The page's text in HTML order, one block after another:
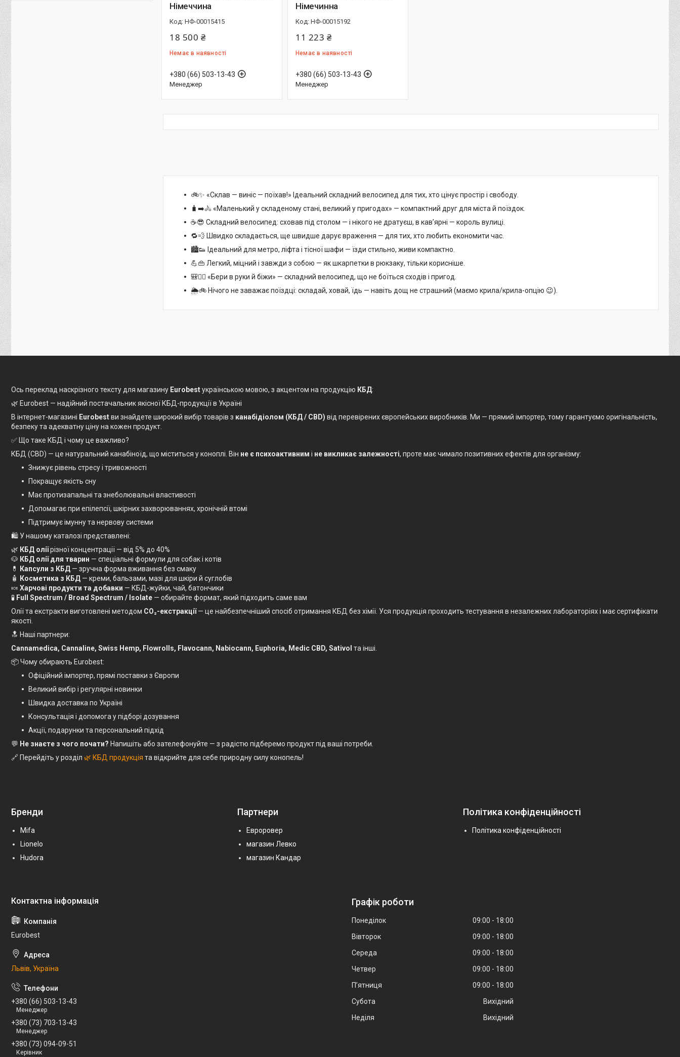
Німеччина
НФ-00015415
18 500 ₴
Немає в наявності
+380 (66) 503-13-43
Менеджер
Німечинна
НФ-00015192
11 223 ₴
Немає в наявності
+380 (66) 503-13-43
Менеджер
🚲✨ «Склав — виніс — поїхав!» Ідеальний складний велосипед для тих, хто цінує простір і свободу.
🧳➡️🚴 «Маленький у складеному стані, великий у пригодах» — компактний друг для міста й поїздок.
☕😎 Складний велосипед: сховав під столом — і нікого не дратуєш, в кав’ярні — король вулиці.
🔁💨 Швидко складається, ще швидше дарує враження — для тих, хто любить економити час.
🏙️👟 Ідеальний для метро, ліфта і тісної шафи — їзди стильно, живи компактно.
💪👜 Легкий, міцний і завжди з собою — як шкарпетки в рюкзаку, тільки корисніше.
🎒🚶‍♂️ «Бери в руки й біжи» — складний велосипед, що не боїться сходів і пригод.
🌦️🚲 Нічого не заважає поїздці: складай, ховай, їдь — навіть дощ не страшний (маємо крила/крила-опцію 😉).
Ось переклад наскрізного тексту для магазину Eurobestукраїнською мовою, з акцентом на продукцію КБД:
🌿 Eurobest — надійний постачальник якісної КБД-продукції в Україні
В інтернет-магазині Eurobestви знайдете широкий вибір товарів з канабідіолом (КБД / CBD) від перевірених європейських виробників. Ми — прямий імпортер, тому гарантуємо оригінальність,
безпеку та адекватну ціну на кожен продукт.
✅ Що таке КБД і чому це важливо?
КБД (CBD) — це натуральний канабіноїд, що міститься у коноплі. Він не є психоактивним і не викликає залежності, проте має чимало позитивних ефектів для організму:
Знижує рівень стресу і тривожності
Покращує якість сну
Має протизапальні та знеболювальні властивості
Допомагає при епілепсії, шкірних захворюваннях, хронічній втомі
Підтримує імунну та нервову системи
🛍 У нашому каталозі представлені:
🌿 КБД оліїрізної концентрації — від 5% до 40%
🐶 КБД олії для тварин — спеціальні формули для собак і котів
💊 Капсули з КБД — зручна форма вживання без смаку
🧴 Косметика з КБД — креми, бальзами, мазі для шкіри й суглобів
🍬 Харчові продукти та добавки — КБД-жуйки, чай, батончики
🧪 Full Spectrum / Broad Spectrum / Isolate — обирайте формат, який підходить саме вам
Олії та екстракти виготовлені методом CO₂-екстракції— це найбезпечніший спосіб отримання КБД без хімії. Уся продукція проходить тестування в незалежних лабораторіях і має сертифікати
якості.
🔝 Наші партнери:
Cannamedica, Cannaline, Swiss Hemp, Flowrolls, Flavocann, Nabiocann, Euphoria, Medic CBD, Sativol та інші.
📦 Чому обирають Eurobest:
Офіційний імпортер, прямі поставки з Європи
Великий вибір і регулярні новинки
Швидка доставка по Україні
Консультація і допомога у підборі дозування
Акції, подарунки та персональний підхід
💬 Не знаєте з чого почати? Напишіть або зателефонуйте — з радістю підберемо продукт під ваші потреби.
🔗 Перейдіть у розділ 🌿 КБД продукція та відкрийте для себе природну силу конопель!
Бренди
Mifa
Lionelo
Hudora
Партнери
Евроровер
магазин Левко
магазин Кандар
Політика конфіденційності
Політика конфіденційності
Eurobest
Львів, Україна
+380 (66) 503-13-43
Менеджер
+380 (73) 703-13-43
Менеджер
+380 (73) 094-09-51
Керівник
Графік роботи
Понеділок 09:00
18:00
Вівторок
09:00
18:00
Середа
09:00
18:00
Четвер
09:00
18:00
Пʼятниця
09:00
18:00
Субота
Вихідний
Неділя
Вихідний